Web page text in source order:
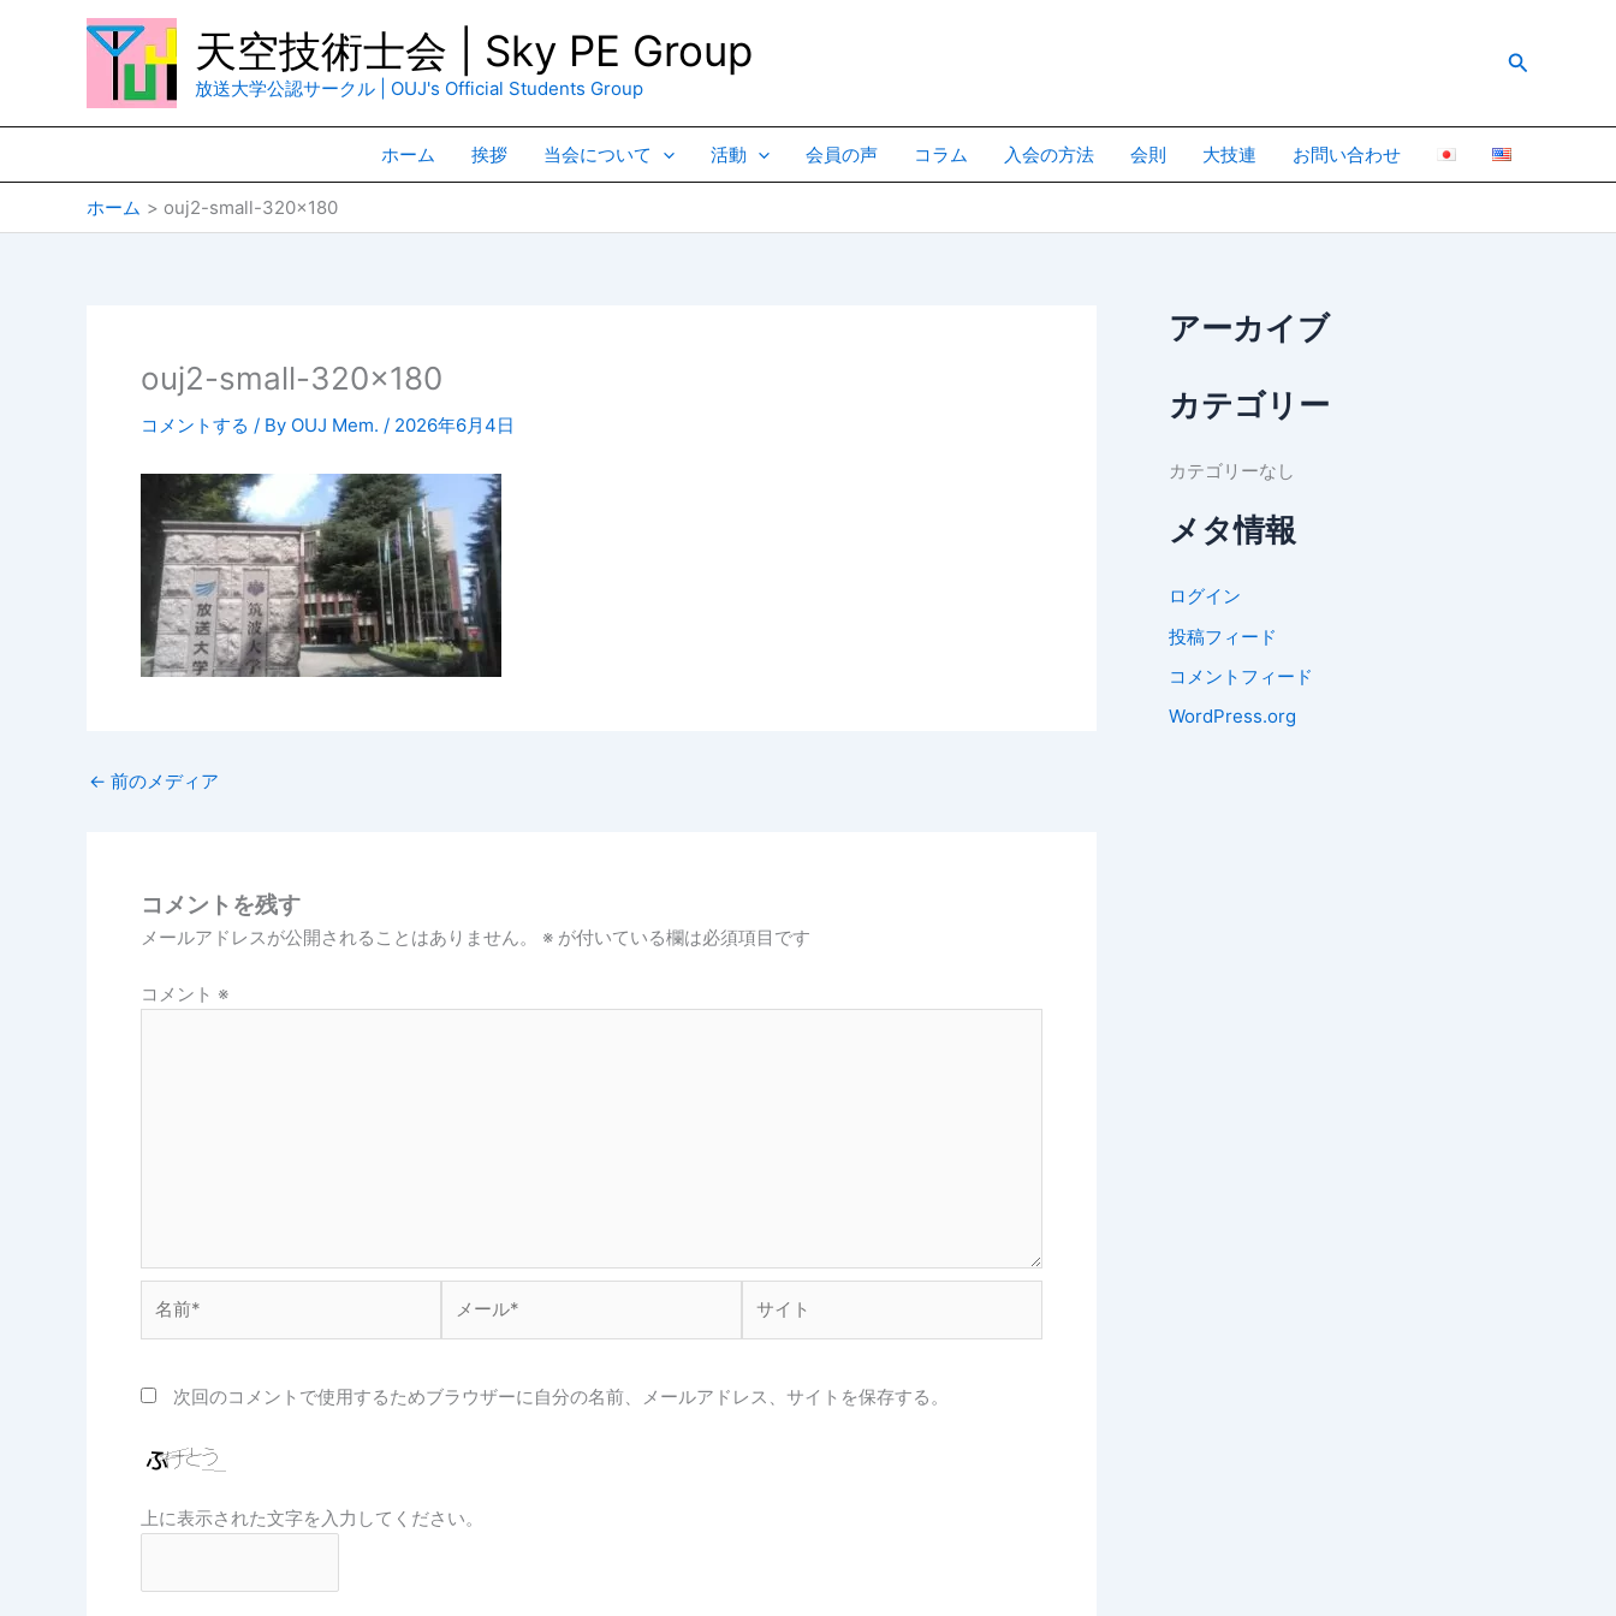
キ
プ
天空技術士会 | Sky PE Group
放送大学公認サークル | OUJ's Official Students Group
検
ホーム 挨拶 当会について 活動 会員の声 コラム 入会の方法 会則 大技連 お問い合わせ
ホーム ouj2-small-320×180
ouj2-small-320×180
コメントする / By OUJ Mem. / 2026年6月4日
← 前のメディア
コメントを残す
メールアドレスが公開されることはありません。 ※ が付いている欄は必須項目です
コメント ※
前
ー
次回のコメントで使用するためブラウザーに自分の名前、メールアドレス、サイトを保存する。
上に表示された文字を入力してください。
アーカイブ
カテゴリー
カテゴリーなし
メタ情報
ログイン
投稿フィード
コメントフィード
WordPress.org